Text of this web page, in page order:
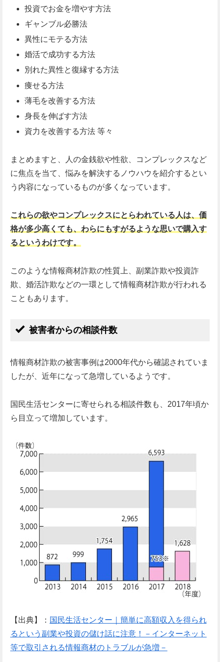
投資でお金を増やす方法
ギャンブル必勝法
異性にモテる方法
婚活で成功する方法
別れた異性と復縁する方法
痩せる方法
薄毛を改善する方法
身長を伸ばす方法
資力を改善する方法 等々
まとめますと、人の金銭欲や性欲、コンプレックスなど
に焦点を当て、悩みを解決するノウハウを紹介するとい
う内容になっているものが多くなっています。
これらの欲やコンプレックスにとらわれている人は、価
格が多少高くても、わらにもすがるような思いで購入す
るというわけです。
このような情報商材詐欺の性質上、副業詐欺や投資詐
欺、婚活詐欺などの一環として情報商材詐欺が行われる
こともあります。
被害者からの相談件数
情報商材詐欺の被害事例は2000年代から確認されていま
したが、近年になって急増しているようです。
国民生活センターに寄せられる相談件数も、2017年頃か
ら目立って増加しています。
【出典】： 国民生活センター｜簡単に高額収入を得られ
るという副業や投資の儲け話に注意！－インターネット
等で取引される情報商材のトラブルが急増－